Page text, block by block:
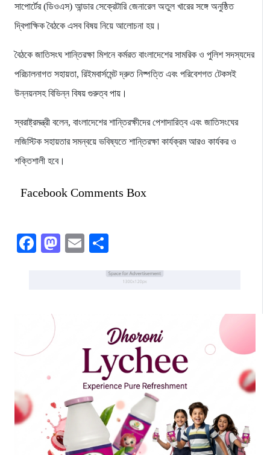
সাপোর্টের (ডিওএস) আন্ডার সেক্রেটারি জেনারেল অতুল খারের সঙ্গে অনুষ্ঠিত
দ্বিপাক্ষিক বৈঠকে এসব বিষয় নিয়ে আলোচনা হয়।
বৈঠকে জাতিসংঘ শান্তিরক্ষা মিশনে কর্মরত বাংলাদেশের সামরিক ও পুলিশ সদস্যদের
পরিচালনাগত সহায়তা, রিইমবার্সমেন্ট দ্রুত নিষ্পত্তি এবং পরিবেশগত টেকসই
উন্নয়নসহ বিভিন্ন বিষয় গুরুত্ব পায়।
স্বরাষ্ট্রমন্ত্রী বলেন, বাংলাদেশের শান্তিরক্ষীদের পেশাদারিত্ব এবং জাতিসংঘের
লজিস্টিক সহায়তার সমন্বয়ে ভবিষ্যতে শান্তিরক্ষা কার্যক্রম আরও কার্যকর ও
শক্তিশালী হবে।
Facebook Comments Box
Facebook
Mastodon
Email